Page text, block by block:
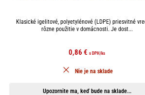
Klasické igelitové, polyetylénové (LDPE) priesvitné
rôzne použitie v domácnosti. Je dost...
0,86€ s DPH/ks
Upozornite ma, keď bude na sklade...
Nie je na sklade